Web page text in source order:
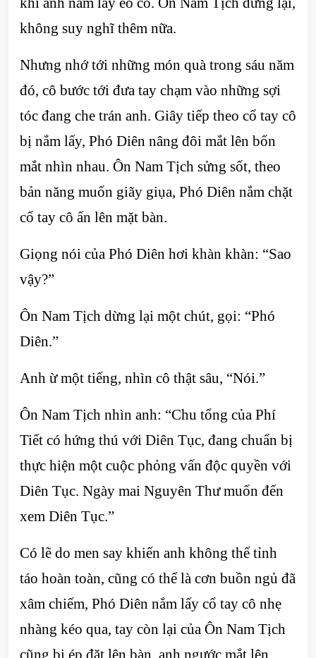
không suy nghĩ thêm nữa.
Nhưng nhớ tới những món quà trong sáu năm
đó, cô bước tới đưa tay chạm vào những sợi
tóc đang che trán anh. Giây tiếp theo cổ tay cô
bị nắm lấy, Phó Diên nâng đôi mắt lên bốn
mắt nhìn nhau. Ôn Nam Tịch sửng sốt, theo
bản năng muốn giãy giụa, Phó Diên nắm chặt
cổ tay cô ấn lên mặt bàn.
Giọng nói của Phó Diên hơi khàn khàn: “Sao
vậy?”
Ôn Nam Tịch dừng lại một chút, gọi: “Phó
Diên.”
Anh ừ một tiếng, nhìn cô thật sâu, “Nói.”
Ôn Nam Tịch nhìn anh: “Chu tổng của Phí
Tiết có hứng thú với Diên Tục, đang chuẩn bị
thực hiện một cuộc phỏng vấn độc quyền với
Diên Tục. Ngày mai Nguyên Thư muốn đến
xem Diên Tục.”
Có lẽ do men say khiến anh không thể tỉnh
táo hoàn toàn, cũng có thể là cơn buồn ngủ đã
xâm chiếm, Phó Diên nắm lấy cổ tay cô nhẹ
nhàng kéo qua, tay còn lại của Ôn Nam Tịch
cũng bị ép đặt lên bàn, anh ngước mắt lên